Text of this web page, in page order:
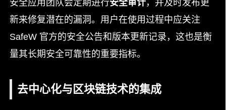
安全应用团队会定期进行安全审计，并及时发布更
新来修复潜在的漏洞。用户在使用过程中应关注
SafeW 官方的安全公告和版本更新记录，这也是衡
量其长期安全可靠性的重要指标。
去中心化与区块链技术的集成